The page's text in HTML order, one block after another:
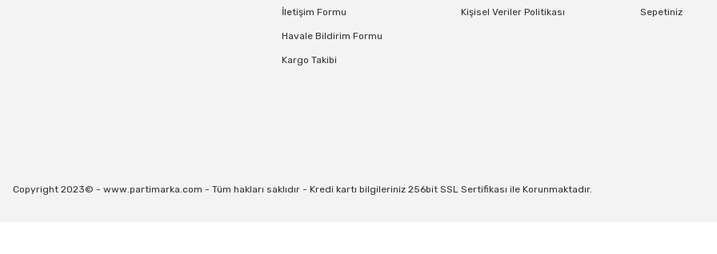
İletişim Formu
Havale Bildirim Formu
Kargo Takibi
Kişisel Veriler Politikası Sepetiniz
Copyright 2023© - www.partimarka.com - Tüm hakları saklıdır - Kredi kartı bilgileriniz 256bit SSL Sertifikası ile Korunmaktadır.